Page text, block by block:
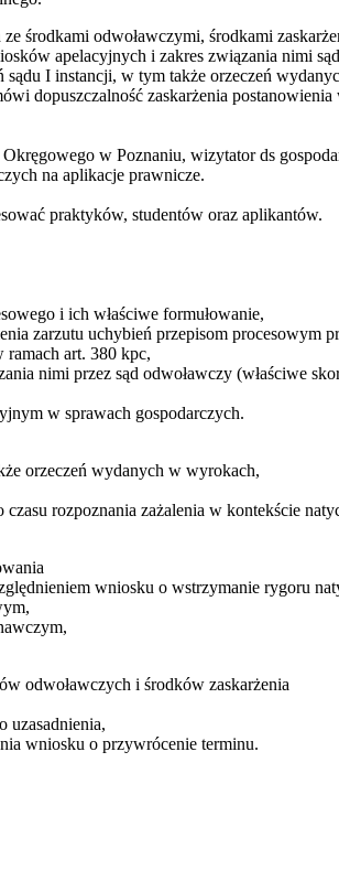
środkami odwoławczymi, środkami
apelacyjnych i zakres związania nimi
I instancji, w tym także orzeczeń
dopuszczalność zaskarżenia
w Poznaniu, wizytator ds
na aplikacje prawnicze.
praktyków, studentów oraz aplikantów.
i ich właściwe formułowanie,
zarzutu uchybień przepisom procesowym
ramach art. 380 kpc,
nimi przez sąd odwoławczy (właściwe
w sprawach gospodarczych.
orzeczeń wydanych w wyrokach,
rozpoznania zażalenia w kontekście
wniosku o wstrzymanie rygoru
odwoławczych i środków zaskarżenia
uzasadnienia,
wniosku o przywrócenie terminu.